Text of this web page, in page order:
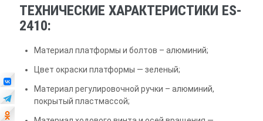
ТЕХНИЧЕСКИЕ ХАРАКТЕРИСТИКИ ES-
2410:
Материал платформы и болтов – алюминий;
Цвет окраски платформы — зеленый;
Материал регулировочной ручки – алюминий,
покрытый пластмассой;